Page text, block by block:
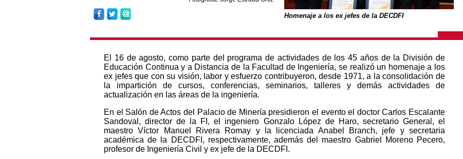
Homenaje a los ex jefes de la DECDFI
El 16 de agosto, como parte del programa de actividades de los 45 años de la División de
Educación Continua y a Distancia de la Facultad de Ingeniería, se realizó un homenaje a los
ex jefes que con su visión, labor y esfuerzo contribuyeron, desde 1971, a la consolidación de
la impartición de cursos, conferencias, seminarios, talleres y demás actividades de
actualización en las áreas de la ingeniería.
En el Salón de Actos del Palacio de Minería presidieron el evento el doctor Carlos Escalante
Sandoval, director de la FI, el ingeniero Gonzalo López de Haro, secretario General, el
maestro Víctor Manuel Rivera Romay y la licenciada Anabel Branch, jefe y secretaria
académica de la DECDFI, respectivamente, además del maestro Gabriel Moreno Pecero,
profesor de Ingeniería Civil y ex jefe de la DECDFI.